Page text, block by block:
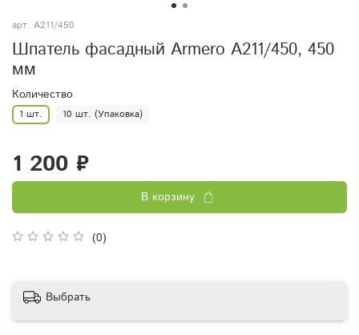
арт. A211/450
Шпатель фасадный Armero A211/450, 450
мм
(0)
Количество
1 шт. 10 шт. (Упаковка)
1 200 ₽
В корзину
Выбрать